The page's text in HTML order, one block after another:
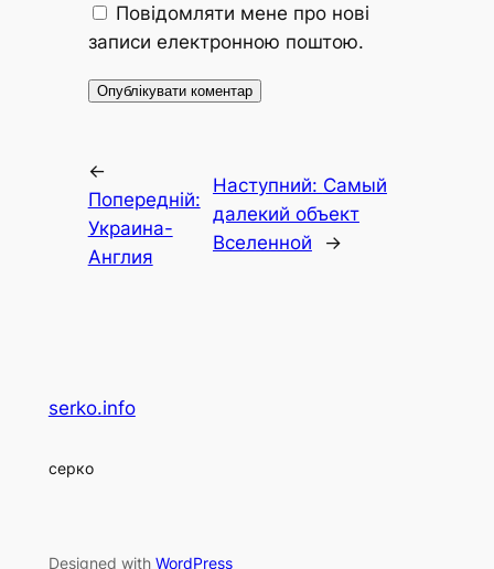
Повідомляти мене про нові
записи електронною поштою.
←
Попередній:
Украина-
Англия
Наступний: Самый
далекий объект
Вселенной
→
serko.info
серко
Designed with WordPress